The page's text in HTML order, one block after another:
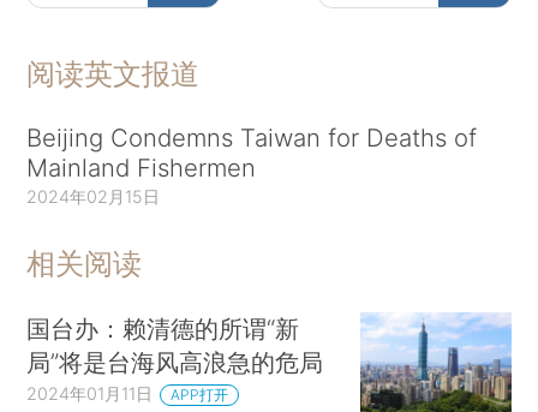
阅读英文报道
Beijing Condemns Taiwan for Deaths of
Mainland Fishermen
2024年02月15日
相关阅读
国台办：赖清德的所谓“新
局”将是台海风高浪急的危局
2024年01月11日 APP打开